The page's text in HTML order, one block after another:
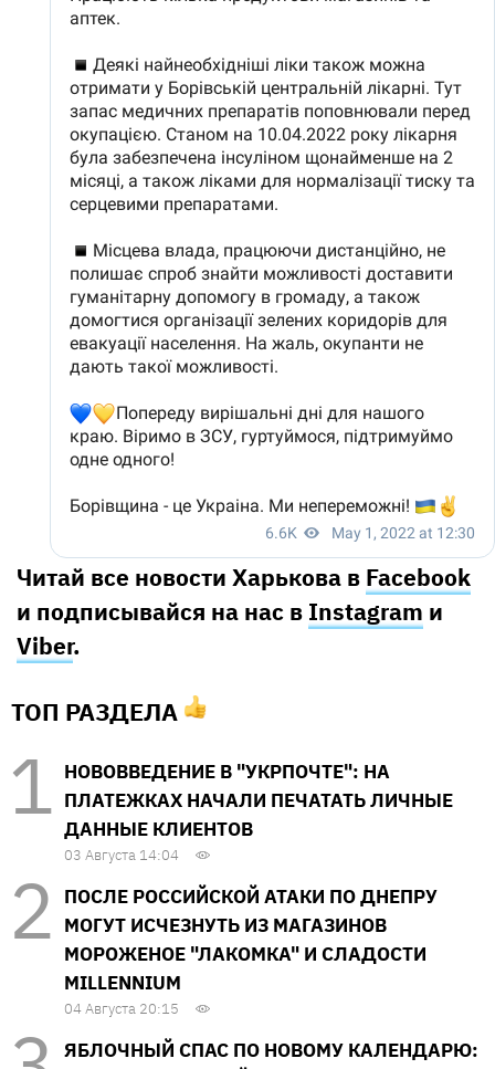
Читай все новости Харькова в Facebook
и подписывайся на нас в Instagram и
Viber.
ТОП РАЗДЕЛА
НОВОВВЕДЕНИЕ В "УКРПОЧТЕ": НА
ПЛАТЕЖКАХ НАЧАЛИ ПЕЧАТАТЬ ЛИЧНЫЕ
ДАННЫЕ КЛИЕНТОВ
03 Августа 14:04
ПОСЛЕ РОССИЙСКОЙ АТАКИ ПО ДНЕПРУ
МОГУТ ИСЧЕЗНУТЬ ИЗ МАГАЗИНОВ
МОРОЖЕНОЕ "ЛАКОМКА" И СЛАДОСТИ
MILLENNIUM
04 Августа 20:15
ЯБЛОЧНЫЙ СПАС ПО НОВОМУ КАЛЕНДАРЮ: